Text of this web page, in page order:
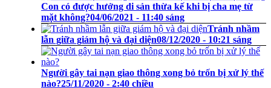
Con có được hưởng di sản thừa kế khi bị cha mẹ từ
mặt không?04/06/2021 - 11:40 sáng
Tránh nhầm
lẫn giữa giám hộ và đại diện08/12/2020 - 10:21 sáng
Người gây tai nạn giao thông xong bỏ trốn bị xử lý thế
nào?25/11/2020 - 2:40 chiều